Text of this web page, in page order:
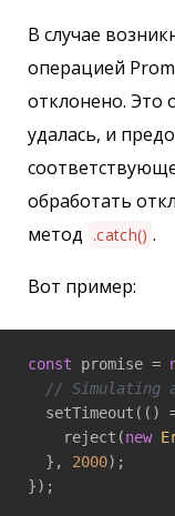
В случае
операцией
отклонено. Это
удалась, и
обработать
метод .catch() .
Вот пример:
const promise =
// Simulating
  setTimeout(
()
    reject(
new
  },
2000);
});